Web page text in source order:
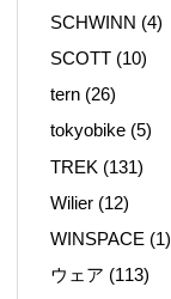
SCHWINN (4)
SCOTT (10)
tern (26)
tokyobike (5)
TREK (131)
Wilier (12)
WINSPACE (1)
ウェア (113)